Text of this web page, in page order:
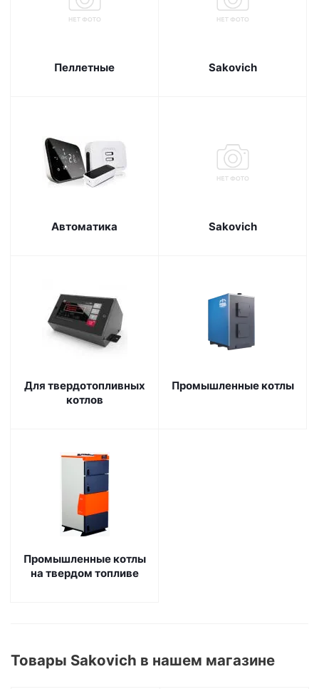
Пеллетные Sakovich
Автоматика Sakovich
Для твердотопливных
котлов
Промышленные котлы
Промышленные котлы
на твердом топливе
Товары Sakovich в нашем магазине